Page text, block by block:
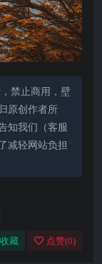
禁止商用，壁
原创作者所
知我们（客服
减轻网站负担
收藏 点赞(0)